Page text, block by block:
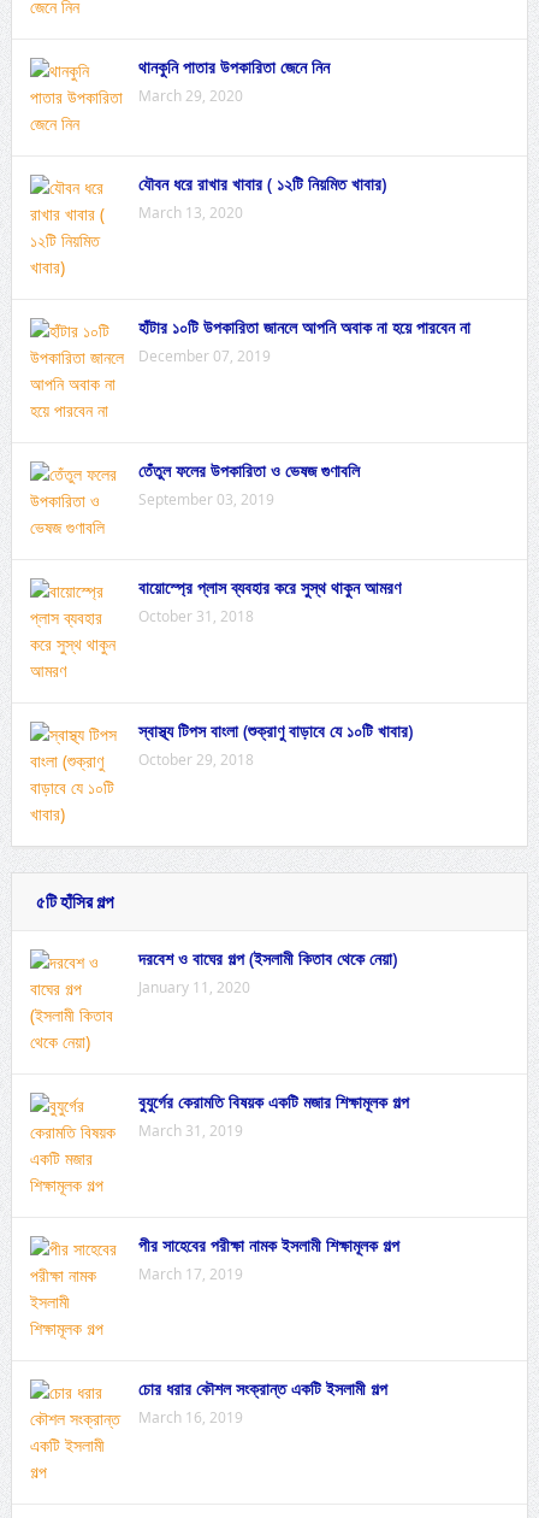
থানকুনি পাতার উপকারিতা জেনে নিন
March 29, 2020
যৌবন ধরে রাখার খাবার ( ১২টি নিয়মিত খাবার)
March 13, 2020
হাঁটার ১০টি উপকারিতা জানলে আপনি অবাক না হয়ে পারবেন না
December 07, 2019
তেঁতুল ফলের উপকারিতা ও ভেষজ গুণাবলি
September 03, 2019
বায়োস্প্রে প্লাস ব্যবহার করে সুস্থ থাকুন আমরণ
October 31, 2018
স্বাস্থ্য টিপস বাংলা (শুক্রাণু বাড়াবে যে ১০টি খাবার)
October 29, 2018
৫টি হাঁসির গল্প
দরবেশ ও বাঘের গল্প (ইসলামী কিতাব থেকে নেয়া)
January 11, 2020
বুযুর্গের কেরামতি বিষয়ক একটি মজার শিক্ষামূলক গল্প
March 31, 2019
পীর সাহেবের পরীক্ষা নামক ইসলামী শিক্ষামূলক গল্প
March 17, 2019
চোর ধরার কৌশল সংক্রান্ত একটি ইসলামী গল্প
March 16, 2019